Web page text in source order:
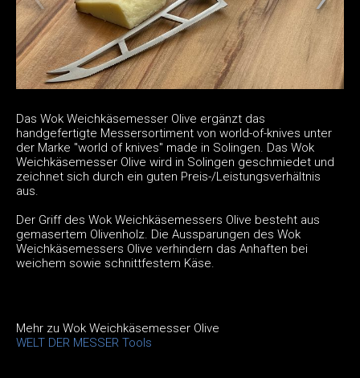
Das Wok Weichkäsemesser Olive ergänzt das
handgefertigte Messersortiment von world-of-knives unter
der Marke "world of knives" made in Solingen. Das Wok
Weichkäsemesser Olive wird in Solingen geschmiedet und
zeichnet sich durch ein guten Preis-/Leistungsverhältnis
aus.
Der Griff des Wok Weichkäsemessers Olive besteht aus
gemasertem Olivenholz. Die Aussparungen des Wok
Weichkäsemessers Olive verhindern das Anhaften bei
weichem sowie schnittfestem Käse.
Mehr zu Wok Weichkäsemesser Olive
WELT DER MESSER Tools